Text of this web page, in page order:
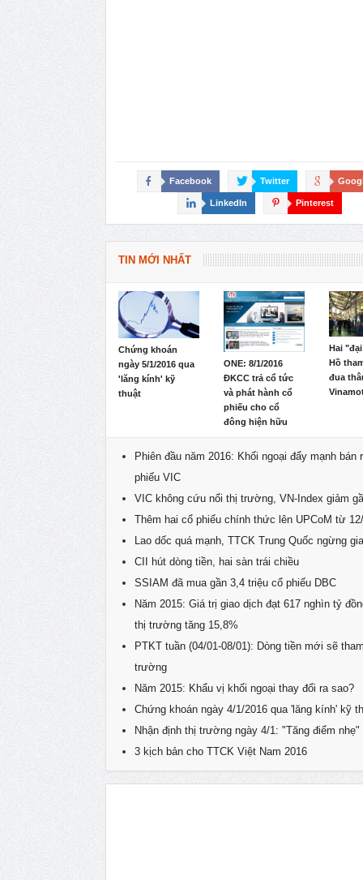
Facebook Twitter
LinkedIn Pinterest
TIN MỚI NHẤT
Chứng khoán
ngày 5/1/2016 qua
'lăng kính' kỹ
thuật
ONE: 8/1/2016
ĐKCC trả cổ tức
và phát hành cổ
phiếu cho cổ
đông hiện hữu
Hai
Hồ
đua
Phiên đầu năm 2016: Khối ngoại đẩy mạnh bán
phiếu VIC
VIC không cứu nổi thị trường, VN-Index giảm
Thêm hai cổ phiếu chính thức lên UPCoM từ
Lao dốc quá mạnh, TTCK Trung Quốc ngừng
CII hút dòng tiền, hai sàn trái chiều
SSIAM đã mua gần 3,4 triệu cổ phiếu DBC
Năm 2015: Giá trị giao dịch đạt 617 nghìn tỷ
thị trường tăng 15,8%
PTKT tuần (04/01-08/01): Dòng tiền mới sẽ
trường
Năm 2015: Khẩu vị khối ngoại thay đổi ra sao?
Chứng khoán ngày 4/1/2016 qua 'lăng kính' kỹ
Nhận định thị trường ngày 4/1: "Tăng điểm nhẹ"
3 kịch bản cho TTCK Việt Nam 2016